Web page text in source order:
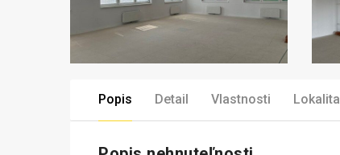
Popis Detail Vlastnosti Lokalita